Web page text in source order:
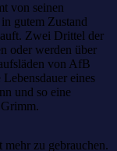
von seinen
gutem Zustand
Zwei Drittel der
oder werden über
von AfB
eines
und so eine
Grimm.
zu gebrauchen.